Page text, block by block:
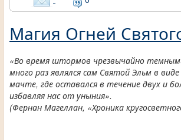
Магия Огней
«Во время штормов чрезвычайно
много раз являлся сам Святой Эльм в
мачте, где оставался в течение двух и
избавляя нас от уныния».
(Фернан Магеллан, «Хроника